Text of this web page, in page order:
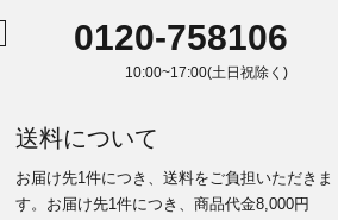
0120-758106
10:00~17:00(土日祝除く)
送料について
お届け先1件につき、送料をご負担いただきま
す。お届け先1件につき、商品代金8,000円